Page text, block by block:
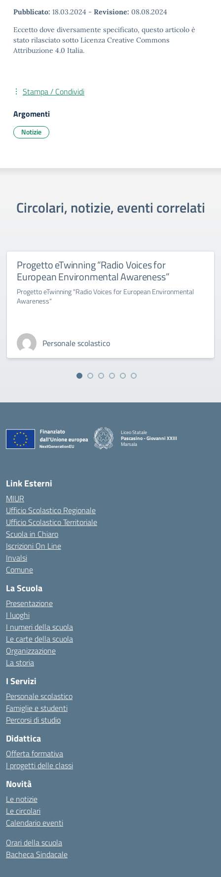
Pubblicato: 18.03.2024 - Revisione: 08.08.2024
Eccetto dove diversamente specificato, questo articolo è
stato rilasciato sotto Licenza Creative Commons
Attribuzione 4.0 Italia.
Stampa / Condividi
Argomenti
Notizie
Circolari, notizie, eventi correlati
Progetto eTwinning “Radio Voices for
European Environmental Awareness”
Progetto eTwinning "Radio Voices for European Environmental
Awareness"
Personale scolastico
Liceo Statale
Pascasino - Giovanni XXIII
Marsala
Link Esterni
MIUR
Ufficio Scolastico Regionale
Ufficio Scolastico Territoriale
Scuola in Chiaro
Iscrizioni On Line
Invalsi
Comune
La Scuola
Presentazione
I luoghi
I numeri della scuola
Le carte della scuola
Organizzazione
La storia
I Servizi
Personale scolastico
Famiglie e studenti
Percorsi di studio
Didattica
Offerta formativa
I progetti delle classi
Novità
Le notizie
Le circolari
Calendario eventi
Orari della scuola
Bacheca Sindacale